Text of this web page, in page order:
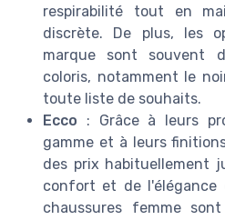
respirabilité tout en
discrète. De plus, les
marque sont souvent
coloris, notamment le
toute liste de souhaits.
Ecco : Grâce à leurs
gamme et à leurs
des prix habituellement
confort et de l'élégance
chaussures femme